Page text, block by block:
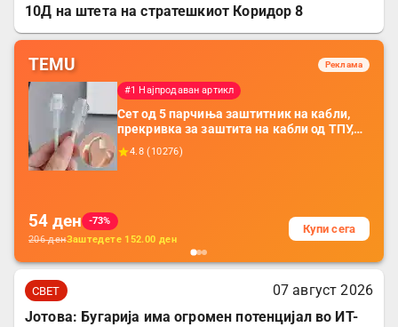
10Д на штета на стратешкиот Коридор 8
TEMU Реклама
#1 Најпродаван артикл
Сет од 5 парчиња заштитник на кабли,
прекривка за заштита на кабли од ТПУ,
додатоци за заштита на кабли, без
батерија, за мобилни телефони, комплет
4.8 ( 10276)
54 ден
-73%
206денЗаштедете 152.00 ден
Купи сега
СВЕТ
07 август 2026
Јотова: Бугарија има огромен потенцијал во ИТ-